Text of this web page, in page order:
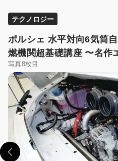
テクノロジー
ポルシェ 水平対向6気筒
燃機関超基礎講座 〜名作
写真8枚目